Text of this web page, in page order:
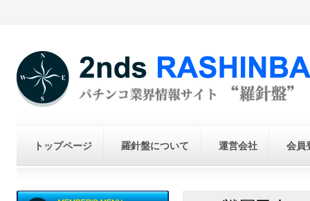
トップページ 羅針盤について 運営会社 会員